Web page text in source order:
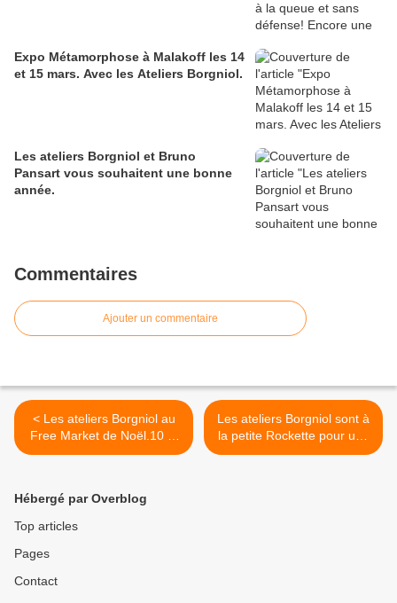
Expo Métamorphose à Malakoff les 14
et 15 mars. Avec les Ateliers Borgniol.
Les ateliers Borgniol et Bruno
Pansart vous souhaitent une bonne
année.
Commentaires
Ajouter un commentaire
< Les ateliers Borgniol au
Free Market de Noël.10 et
11 décembre 2011.
Les ateliers Borgniol sont à
la petite Rockette pour une
semaine. >
Hébergé par Overblog
Top articles
Pages
Contact